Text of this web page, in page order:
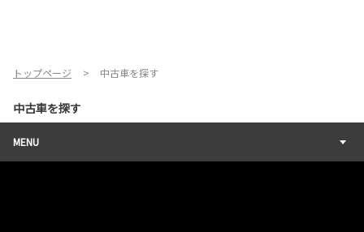
トップページ 中古車を探す
中古車を探す
MENU